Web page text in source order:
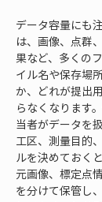
データ容量にも
は、画像、点群
果など、多くの
イル名や保存場
か、どれが提出
らなくなります
当者がデータを
工区、測量目的
ルを決めておく
元画像、標定点
を分けて保管し